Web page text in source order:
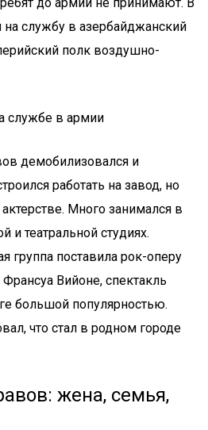
службу в азербайджанский
полк воздушно-
службе в армии
демобилизовался и
работать на завод, но
Много занимался в
и театральной студиях.
группа поставила рок-оперу
Вийоне, спектакль
большой популярностью.
что стал в родном городе
жена, семья,